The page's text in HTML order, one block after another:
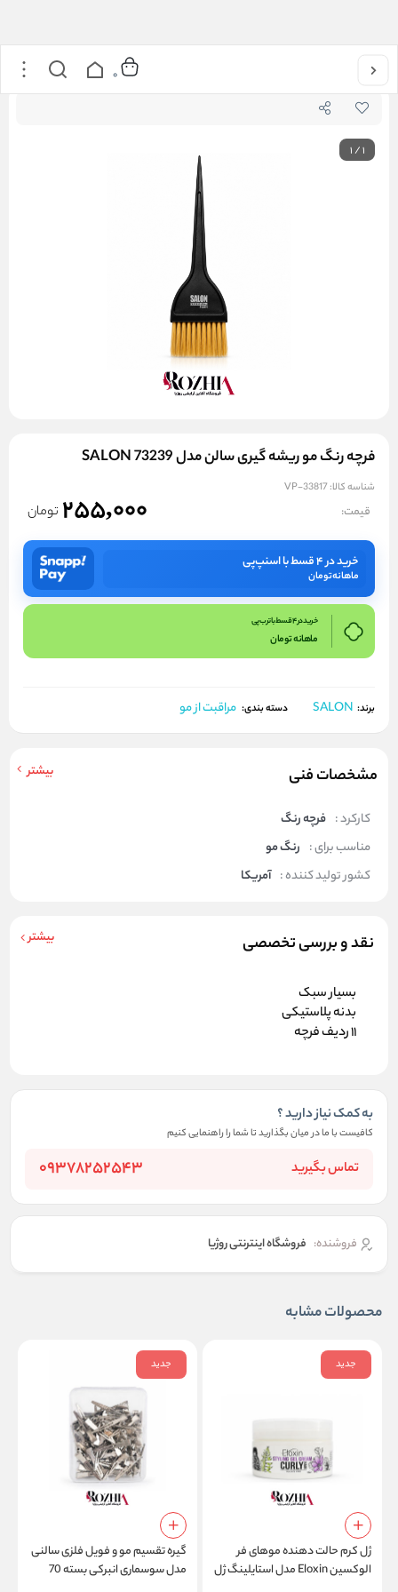
خانه 0
1/1
فرچه رنگ مو ریشه گیری سالن مدل 73239 SALON
شناسه کالا: VP-33817
قیمت: 255,000 تومان
خرید در ۴ قسط با اسنپ‌پی
ماهانهتومان
خرید در 4 قسط با ترب پی
ماهانهتومان
برند: SALON دسته بندی: مراقبت از مو
مشخصات فنی بیشتر
کارکرد : فرچه رنگ
مناسب برای : رنگ مو
کشور تولید کننده : آمریکا
نقد و بررسی تخصصی بیشتر
بسیار سبک
بدنه پلاستیکی
11 ردیف فرچه
به کمک نیاز دارید ؟
کافیست با ما در میان بگذارید تا شما را راهنمایی کنیم
تماس بگیرید 09378252543
فروشنده: فروشگاه اینترنتی روژیا
محصولات مشابه
جدید
ژل کرم حالت دهنده موهای فر
الوکسین Eloxin مدل استایلینگ ژل
جدید
گیره تقسیم مو و فویل فلزی سالنی
مدل سوسماری انبرکی بسته 70